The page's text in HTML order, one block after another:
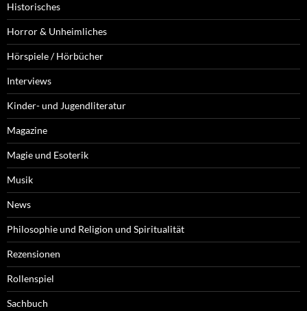
Historisches
Horror & Unheimliches
Hörspiele / Hörbücher
Interviews
Kinder- und Jugendliteratur
Magazine
Magie und Esoterik
Musik
News
Philosophie und Religion und Spiritualität
Rezensionen
Rollenspiel
Sachbuch